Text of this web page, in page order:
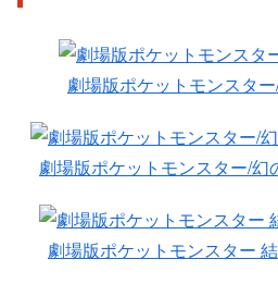
劇場版ポケットモンスタ
劇場版ポケットモンスター/幻
劇場版ポケットモンスター